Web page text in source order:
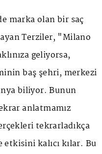
marka olan bir saç
Terziler, "Milano
geliyorsa,
baş şehri, merkezi
biliyor. Bunun
anlatmamız
tekrarladıkça
kalıcı kılar. Bu